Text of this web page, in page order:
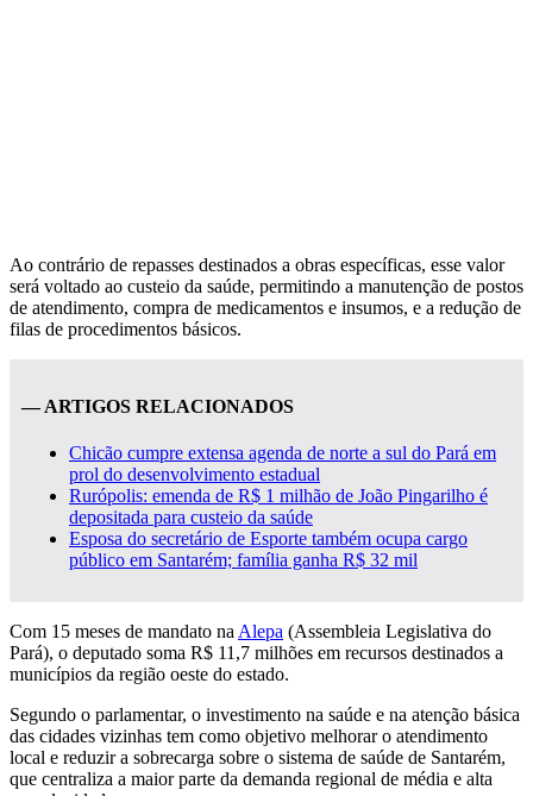
Ao contrário de repasses destinados a obras específicas, esse valor
será voltado ao custeio da saúde, permitindo a manutenção de postos
de atendimento, compra de medicamentos e insumos, e a redução de
filas de procedimentos básicos.
— ARTIGOS RELACIONADOS
Chicão cumpre extensa agenda de norte a sul do Pará em
prol do desenvolvimento estadual
Rurópolis: emenda de R$ 1 milhão de João Pingarilho é
depositada para custeio da saúde
Esposa do secretário de Esporte também ocupa cargo
público em Santarém; família ganha R$ 32 mil
Com 15 meses de mandato naAlepa (Assembleia Legislativa do
Pará), o deputado soma R$ 11,7 milhões em recursos destinados a
municípios da região oeste do estado.
Segundo o parlamentar, o investimento na saúde e na atenção básica
das cidades vizinhas tem como objetivo melhorar o atendimento
local e reduzir a sobrecarga sobre o sistema de saúde de Santarém,
que centraliza a maior parte da demanda regional de média e alta